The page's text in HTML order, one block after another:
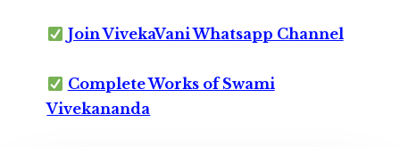
Join VivekaVani Whatsapp Channel
Complete Works of Swami
Vivekananda